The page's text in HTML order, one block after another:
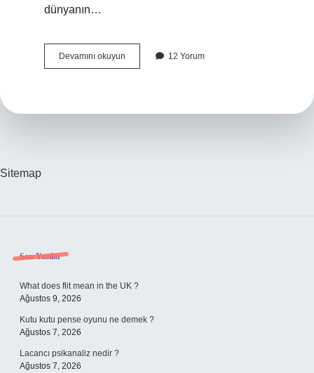
dünyanın…
Devamını okuyun
Zengin
12 Yorum
Sitemap
Sidebar
Son Yazılar
What does flit mean in the UK ?
Ağustos 9, 2026
Kutu kutu pense oyunu ne demek ?
Ağustos 7, 2026
Lacancı psikanaliz nedir ?
Ağustos 7, 2026